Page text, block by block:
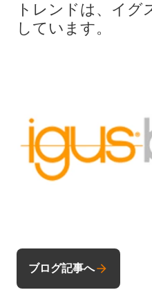
トレンドは、イグ
しています。
ブログ記事へ